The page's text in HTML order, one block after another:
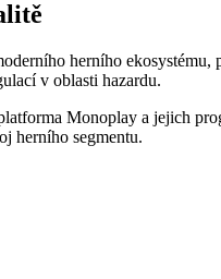
herního
v oblasti hazardu.
Monoplay a jejich
herního segmentu.